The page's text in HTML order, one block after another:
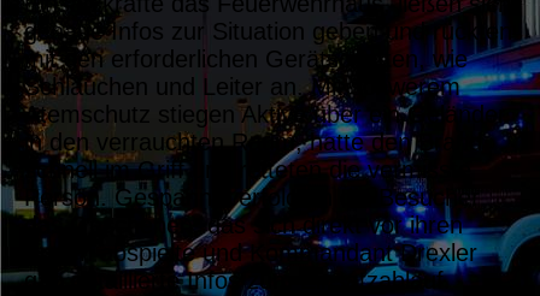
genaue Infos zur Situation geben und rückten
mit den erforderlichen Gerätschaften, wie
Schläuchen und Leiter an. Mit schwerem
Atemschutz stiegen Aktive über ein Geländer
in den verrauchten Raum, hatte den Brand
schnell im Griff und retteten die vermisste
Person. Gespannt verfolgten die Besucher
das Geschehen, das sich direkt vor ihren
Augen abspielte und Kommandant Drexler
gab detaillierte Infos zum Einsatzablauf.